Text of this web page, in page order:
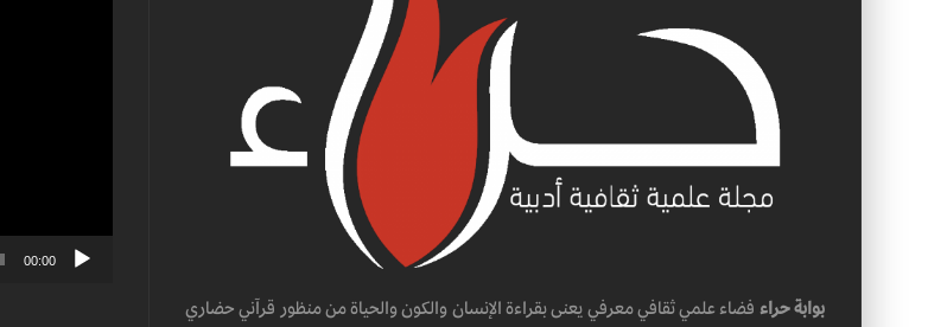
بوابة حراء فضاء علمي ثقافي معرفي يعنى بقراءة الإنسان والكون والحياة من منظور قرآني حضاري
00:00